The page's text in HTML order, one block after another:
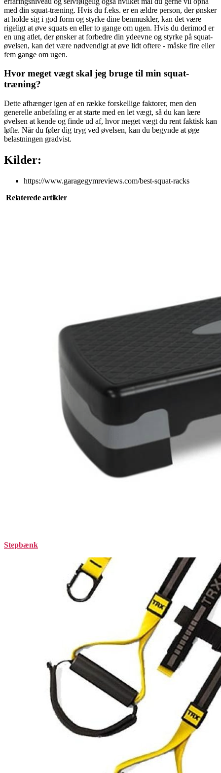
med din squat-træning. Hvis du f.eks. er en ældre person, der ønsker
at holde sig i god form og styrke dine benmuskler, kan det være
rigeligt at øve squats en eller to gange om ugen. Hvis du derimod er
en ung atlet, der ønsker at forbedre din ydeevne og styrke på squat-
øvelsen, kan det være nødvendigt at øve lidt oftere - måske fire eller
fem gange om ugen.
Hvor meget vægt skal jeg bruge til min squat-
træning?
Dette afhænger igen af en række forskellige faktorer, men den
generelle anbefaling er at starte med en let vægt, så du kan lære
øvelsen at kende og finde ud af, hvor meget vægt du rent faktisk kan
løfte. Når du føler dig tryg ved øvelsen, kan du begynde at øge
belastningen gradvist.
Kilder:
https://www.garagegymreviews.com/best-squat-racks
Relaterede artikler
Stepbænk